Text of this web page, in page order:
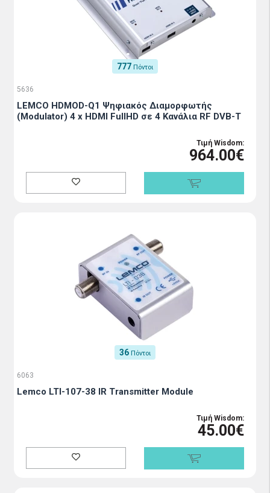
777 Πόντοι
5636
LEMCO HDMOD-Q1 Ψηφιακός Διαμορφωτής
(Modulator) 4 x HDMI FullHD σε 4 Κανάλια RF DVB-T
Τιμή Wisdom:
964.00€
36 Πόντοι
6063
Lemco LTI-107-38 IR Transmitter Module
Τιμή Wisdom:
45.00€